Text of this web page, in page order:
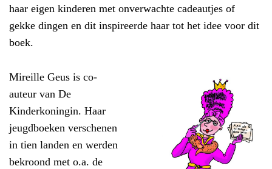
haar eigen kinderen met onverwachte cadeautjes of
gekke dingen en dit inspireerde haar tot het idee voor dit
boek.
Mireille Geus is co-
auteur van De
Kinderkoningin. Haar
jeugdboeken verschenen
in tien landen en werden
bekroond met o.a. de